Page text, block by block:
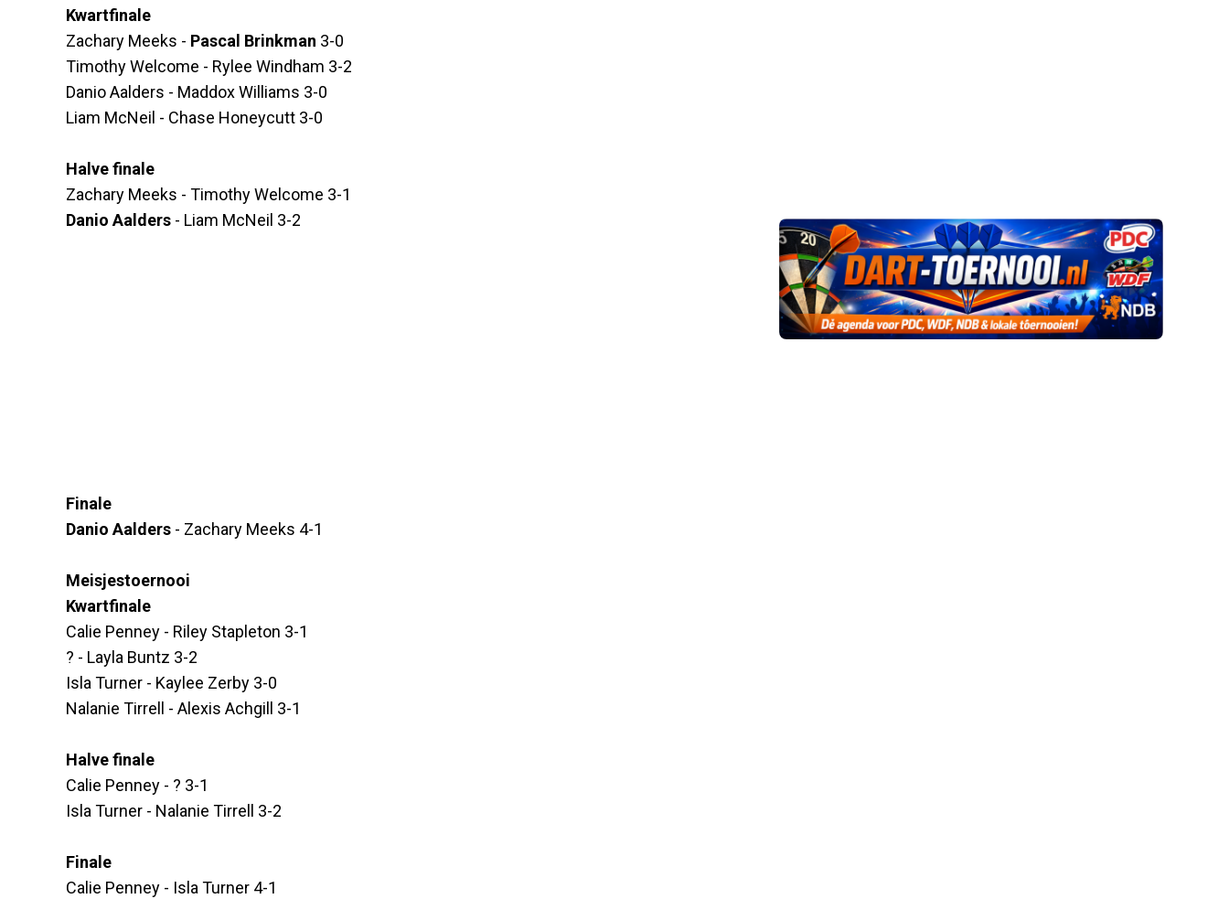
Kwartfinale
Zachary Meeks - Pascal Brinkman 3-0
Timothy Welcome - Rylee Windham 3-2
Danio Aalders - Maddox Williams 3-0
Liam McNeil - Chase Honeycutt 3-0
Halve finale
Zachary Meeks - Timothy Welcome 3-1
Danio Aalders - Liam McNeil 3-2
Finale
Danio Aalders - Zachary Meeks 4-1
Meisjestoernooi
Kwartfinale
Calie Penney - Riley Stapleton 3-1
? - Layla Buntz 3-2
Isla Turner - Kaylee Zerby 3-0
Nalanie Tirrell - Alexis Achgill 3-1
Halve finale
Calie Penney - ? 3-1
Isla Turner - Nalanie Tirrell 3-2
Finale
Calie Penney - Isla Turner 4-1